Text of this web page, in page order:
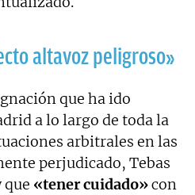
altavoz peligroso»
que ha ido
a lo largo de toda la
arbitrales en las
perjudicado, Tebas
que «tener cuidado»con